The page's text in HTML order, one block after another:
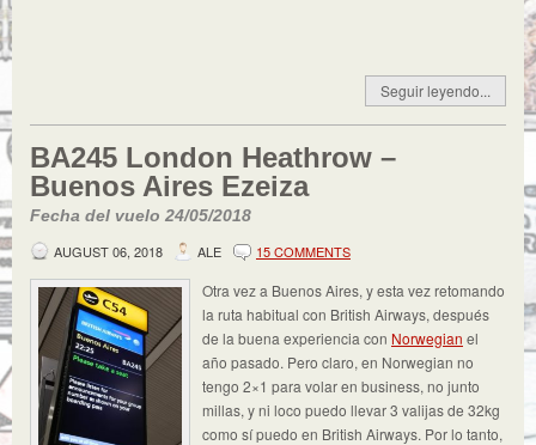
Seguir leyendo...
BA245 London Heathrow –
Buenos Aires Ezeiza
Fecha del vuelo 24/05/2018
AUGUST 06, 2018
ALE 15 COMMENTS
Otra vez a Buenos Aires, y esta vez retomando
la ruta habitual con British Airways, después
de la buena experiencia con Norwegian el
año pasado. Pero claro, en Norwegian no
tengo 2×1 para volar en business, no junto
millas, y ni loco puedo llevar 3 valijas de 32kg
como sí puedo en British Airways. Por lo tanto,